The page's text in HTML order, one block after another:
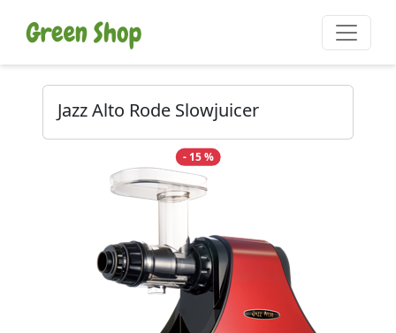
Jazz Alto Rode Slowjuicer
- 15 %